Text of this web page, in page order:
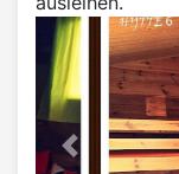
'previous'